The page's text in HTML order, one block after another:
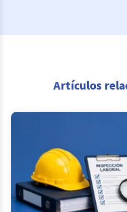
Artículos